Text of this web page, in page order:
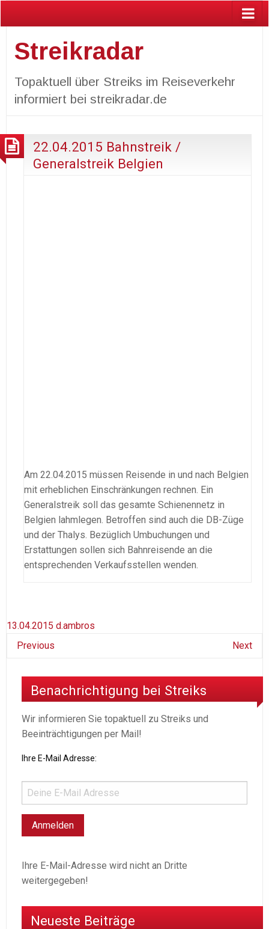
Streikradar
Topaktuell über Streiks im Reiseverkehr
informiert bei streikradar.de
22.04.2015 Bahnstreik /
Generalstreik Belgien
Am 22.04.2015 müssen Reisende in und nach Belgien
mit erheblichen Einschränkungen rechnen. Ein
Generalstreik soll das gesamte Schienennetz in
Belgien lahmlegen. Betroffen sind auch die DB-Züge
und der Thalys. Bezüglich Umbuchungen und
Erstattungen sollen sich Bahnreisende an die
entsprechenden Verkaufsstellen wenden.
13.04.2015 d.ambros
Previous
Next
Benachrichtigung bei Streiks
Wir informieren Sie topaktuell zu Streiks und
Beeinträchtigungen per Mail!
Ihre E-Mail Adresse:
Ihre E-Mail-Adresse wird nicht an Dritte
weitergegeben!
Neueste Beiträge